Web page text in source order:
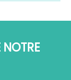
NOTRE